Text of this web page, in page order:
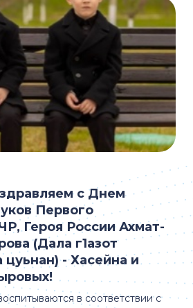
в соответствии с
с Днем
Первого
Героя России Ахмат-
(Дала г1азот
- Хасейна и